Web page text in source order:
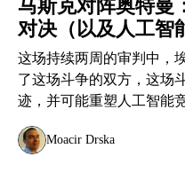
马斯克对阵奥特曼
对决（以及人工智
这场持续两周的审判中，
了这场斗争的双方，这场
迹，并可能重塑人工智能
Moacir Drska